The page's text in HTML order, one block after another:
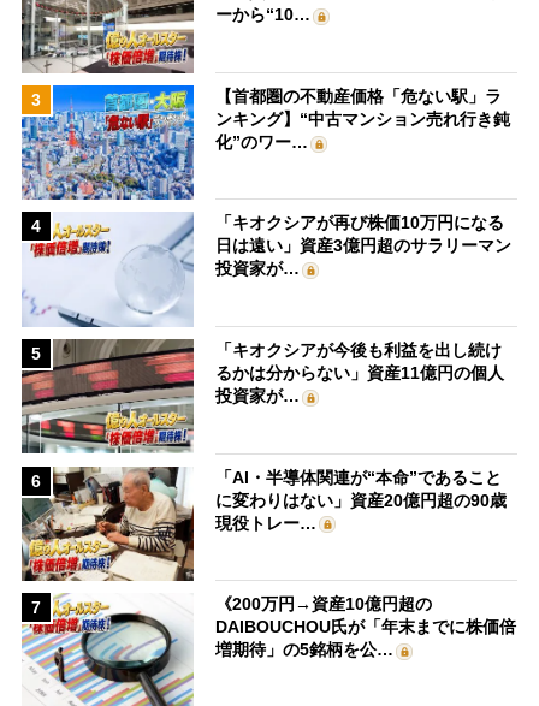
ーから“10…
3
【首都圏の不動産価格「危ない駅」ラ
ンキング】“中古マンション売れ行き鈍
化”のワー…
4
「キオクシアが再び株価10万円になる
日は遠い」資産3億円超のサラリーマン
投資家が…
5
「キオクシアが今後も利益を出し続け
るかは分からない」資産11億円の個人
投資家が…
6
「AI・半導体関連が“本命”であること
に変わりはない」資産20億円超の90歳
現役トレー…
7
《200万円→資産10億円超の
DAIBOUCHOU氏が「年末までに株価倍
増期待」の5銘柄を公…